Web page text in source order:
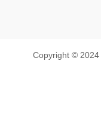
Copyright © 2024